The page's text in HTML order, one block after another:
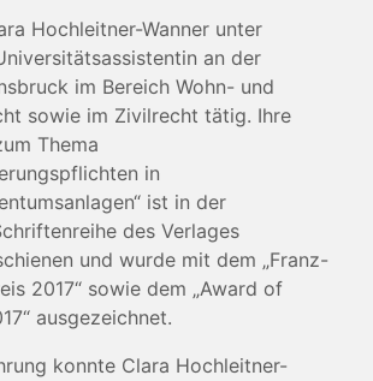
Hochleitner-Wanner unter
an der
im Bereich Wohn- und
sowie im Zivilrecht tätig. Ihre
Thema
in
ist in der
des Verlages
und wurde mit dem „Franz-
2017“ sowie dem „Award of
ausgezeichnet.
konnte Clara Hochleitner-